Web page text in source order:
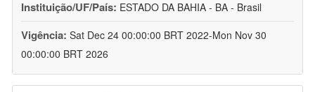
Instituição/UF/País: ESTADO DA BAHIA - BA - Brasil
Vigência: Sat Dec 24 00:00:00 BRT 2022-Mon Nov 30
00:00:00 BRT 2026